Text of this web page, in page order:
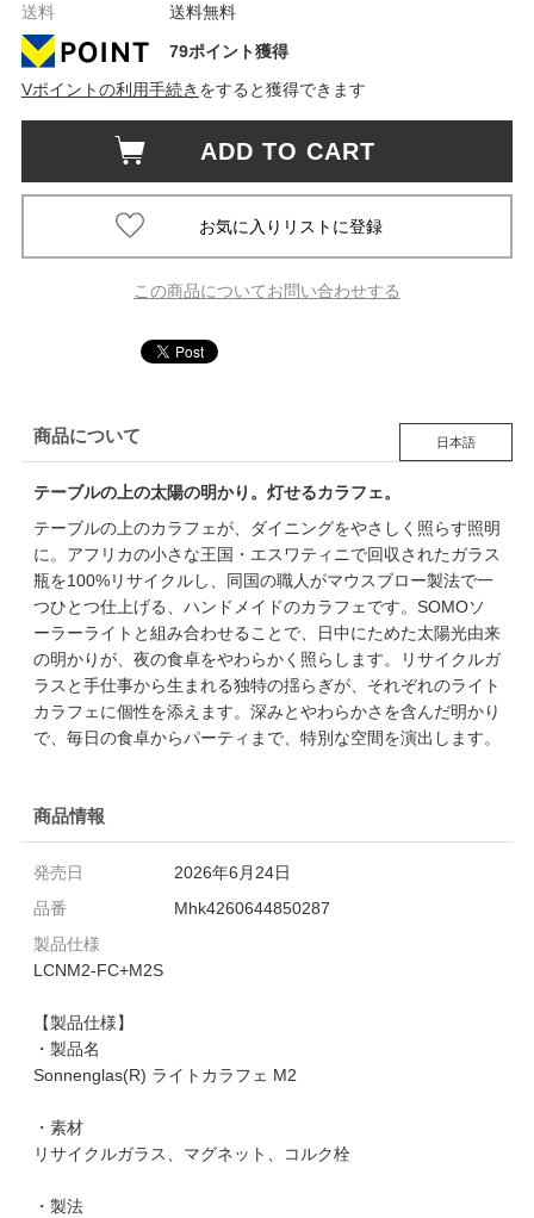
送料
送料無料
79ポイント獲得
Vポイントの利用手続き をすると獲得できます
ADD TO CART
この商品についてお問い合わせする
商品について 日本語
テーブルの上の太陽の明かり。灯せるカラフェ。
テーブルの上のカラフェが、ダイニングをやさしく照らす照明
に。アフリカの小さな王国・エスワティニで回収されたガラス
瓶を100%リサイクルし、同国の職人がマウスブロー製法で一
つひとつ仕上げる、ハンドメイドのカラフェです。SOMOソ
ーラーライトと組み合わせることで、日中にためた太陽光由来
の明かりが、夜の食卓をやわらかく照らします。リサイクルガ
ラスと手仕事から生まれる独特の揺らぎが、それぞれのライト
カラフェに個性を添えます。深みとやわらかさを含んだ明かり
で、毎日の食卓からパーティまで、特別な空間を演出します。
商品情報
発売日
2026年6月24日
品番
Mhk4260644850287
製品仕様
LCNM2-FC+M2S
【製品仕様】
・製品名
Sonnenglas(R) ライトカラフェ M2
・素材
リサイクルガラス、マグネット、コルク栓
・製法